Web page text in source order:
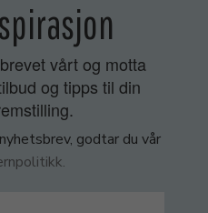
vårt og motta
og tipps til din
godtar du vår